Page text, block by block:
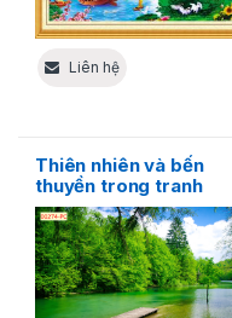
Liên hệ
Thiên nhiên và bến
thuyền trong tranh
mệnh Thủy – Tinh hoa
của sự bình yên